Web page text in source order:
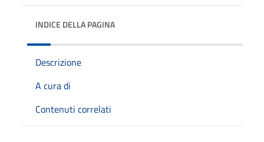
INDICE DELLA PAGINA
Descrizione
A cura di
Contenuti correlati